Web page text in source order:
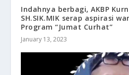
Indahnya berbagi, AKBP
SH.SIK.MIK serap aspirasi
Program “Jumat Curhat”
January 13, 2023